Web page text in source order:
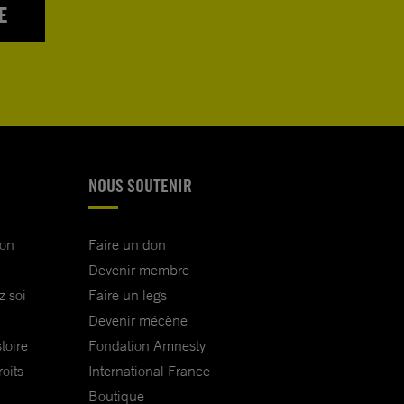
soi
NOUS SOUTENIR
Faire un don
Devenir membre
Faire un legs
Devenir mécène
Fondation Amnesty
International France
Boutique